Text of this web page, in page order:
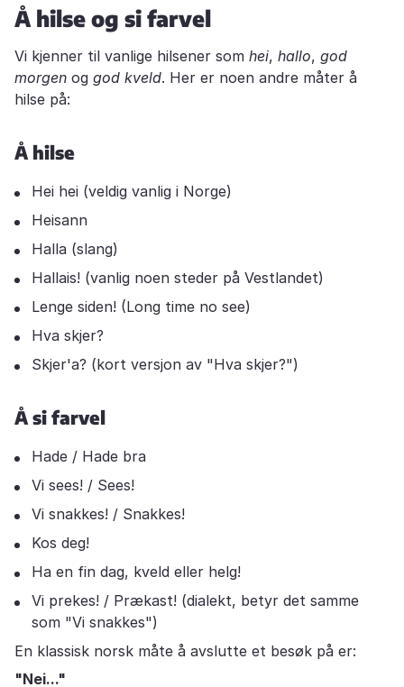
Å hilse og si farvel
Vi kjenner til vanlige hilsener som hei, hallo, god
morgen og god kveld. Her er noen andre måter å
hilse på:
Å hilse
Hei hei (veldig vanlig i Norge)
Heisann
Halla (slang)
Hallais! (vanlig noen steder på Vestlandet)
Lenge siden! (Long time no see)
Hva skjer?
Skjer'a? (kort versjon av "Hva skjer?")
Å si farvel
Hade / Hade bra
Vi sees! / Sees!
Vi snakkes! / Snakkes!
Kos deg!
Ha en fin dag, kveld eller helg!
Vi prekes! / Prækast! (dialekt, betyr det samme
som "Vi snakkes")
En klassisk norsk måte å avslutte et besøk på er:
"Nei..."